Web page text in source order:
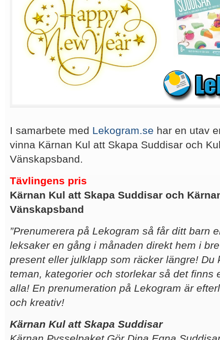
I samarbete med Lekogram.se har en utav
vinna Kärnan Kul att Skapa Suddisar och
Vänskapsband.
Tävlingens pris
Kärnan Kul att Skapa Suddisar och
Vänskapsband
”Prenumerera på Lekogram så får ditt barn
leksaker en gång i månaden direkt hem i
present eller julklapp som räcker längre! Du
teman, kategorier och storlekar så det finns
alla! En prenumeration på Lekogram är
och kreativ!
Kärnan Kul att Skapa Suddisar